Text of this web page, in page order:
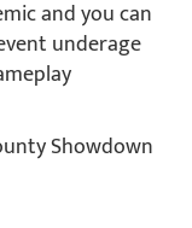
and you can
underage
Showdown